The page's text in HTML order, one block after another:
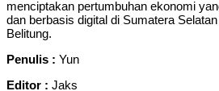
menciptakan pertumbuhan ekonomi
dan berbasis digital di Sumatera
Belitung.
Penulis : Yun
Editor : Jaks